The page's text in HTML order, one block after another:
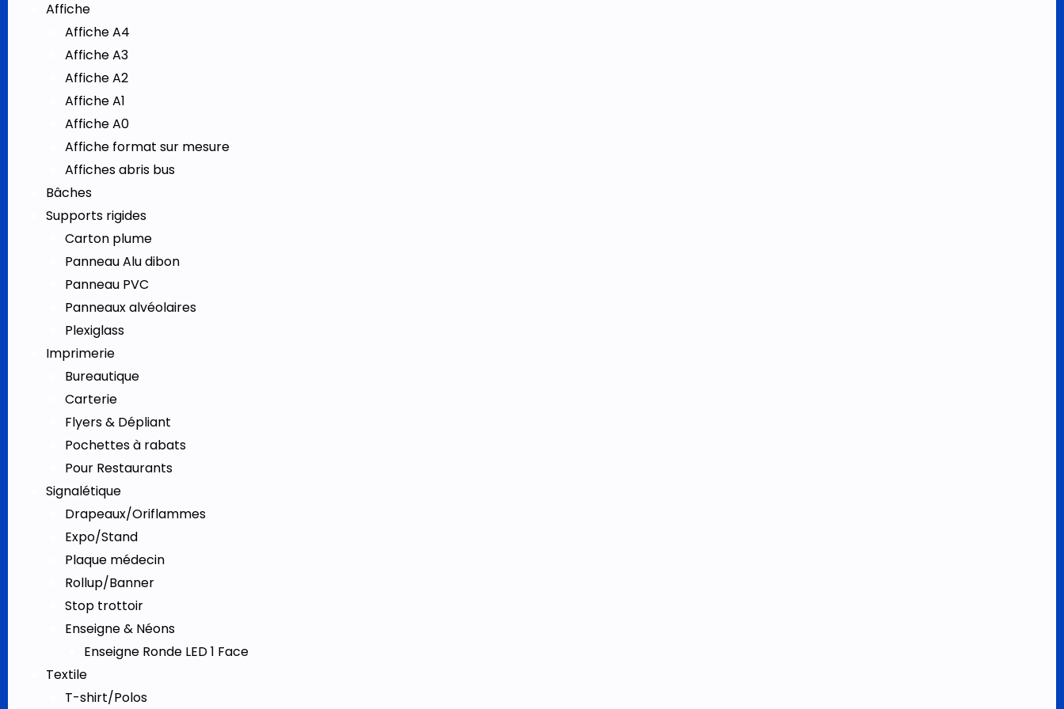
Affiche
Affiche A4
Affiche A3
Affiche A2
Affiche A1
Affiche A0
Affiche format sur mesure
Affiches abris bus
Bâches
Supports rigides
Carton plume
Panneau Alu dibon
Panneau PVC
Panneaux alvéolaires
Plexiglass
Imprimerie
Bureautique
Carterie
Flyers & Dépliant
Pochettes à rabats
Pour Restaurants
Signalétique
Drapeaux/Oriflammes
Expo/Stand
Plaque médecin
Rollup/Banner
Stop trottoir
Enseigne & Néons
Enseigne Ronde LED 1 Face
Textile
T-shirt/Polos